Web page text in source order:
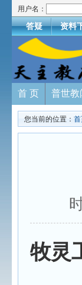
用户名：
答疑 资料
首 页 普世教
您当前的位置：
牧灵